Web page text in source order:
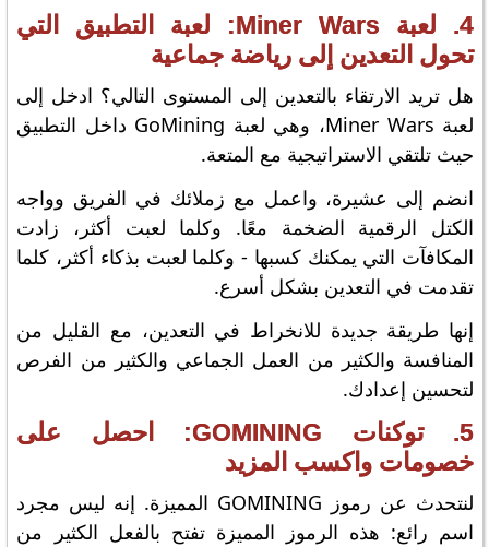
4. لعبة Miner Wars: لعبة التطبيق التي
تحول التعدين إلى رياضة جماعية
هل تريد الارتقاء بالتعدين إلى المستوى التالي؟ ادخل إلى
لعبة Miner Wars، وهي لعبة GoMining داخل التطبيق
حيث تلتقي الاستراتيجية مع المتعة.
انضم إلى عشيرة، واعمل مع زملائك في الفريق وواجه
الكتل الرقمية الضخمة معًا. وكلما لعبت أكثر، زادت
المكافآت التي يمكنك كسبها - وكلما لعبت بذكاء أكثر، كلما
تقدمت في التعدين بشكل أسرع.
إنها طريقة جديدة للانخراط في التعدين، مع القليل من
المنافسة والكثير من العمل الجماعي والكثير من الفرص
لتحسين إعدادك.
5. توكنات GOMINING: احصل على
خصومات واكسب المزيد
لنتحدث عن رموز GOMINING المميزة. إنه ليس مجرد
اسم رائع: هذه الرموز المميزة تفتح بالفعل الكثير من